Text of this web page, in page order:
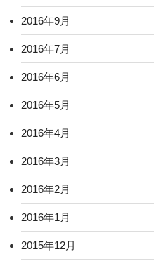
2016年9月
2016年7月
2016年6月
2016年5月
2016年4月
2016年3月
2016年2月
2016年1月
2015年12月